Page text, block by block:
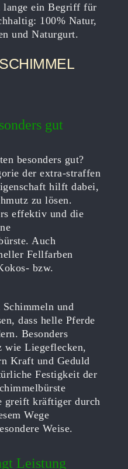
lange ein Begriff für
100% Natur,
und Naturgurt.
gut
besonders gut?
der extra-straffen
hilft dabei,
zu lösen.
effektiv und die
Auch
Fellfarben
bzw.
und
dass helle Pferde
Besonders
wie Liegeflecken,
Kraft und Geduld
Festigkeit der
greift kräftiger durch
Wege
Weise.
Leistung